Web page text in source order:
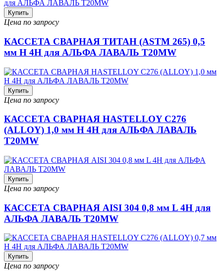
Купить
Цена по запросу
КАССЕТА СВАРНАЯ ТИТАН (ASTM 265) 0,5
мм H 4H для АЛЬФА ЛАВАЛЬ T20MW
Купить
Цена по запросу
КАССЕТА СВАРНАЯ HASTELLOY C276
(ALLOY) 1,0 мм H 4H для АЛЬФА ЛАВАЛЬ
T20MW
Купить
Цена по запросу
КАССЕТА СВАРНАЯ AISI 304 0,8 мм L 4H для
АЛЬФА ЛАВАЛЬ T20MW
Купить
Цена по запросу